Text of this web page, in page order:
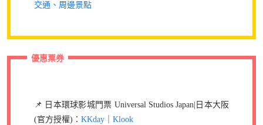
交通、周邊景點
優惠票券
📌 日本環球影城門票 Universal Studios Japan|日本大阪
(官方授權)： KKday
Klook